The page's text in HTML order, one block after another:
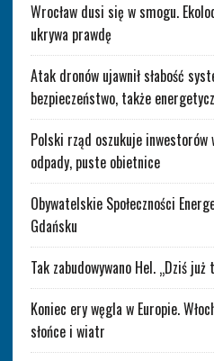
Wrocław dusi się w smogu.
ukrywa prawdę
Atak dronów ujawnił słabość
bezpieczeństwo, także
Polski rząd oszukuje
odpady, puste obietnice
Obywatelskie Społeczności
Gdańsku
Tak zabudowywano Hel. „Dziś
Koniec ery węgla w Europie.
słońce i wiatr